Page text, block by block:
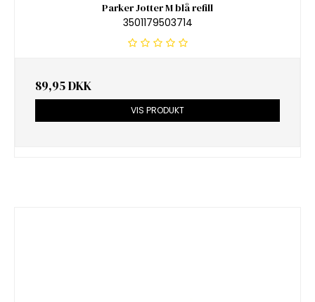
Parker Jotter M blå refill
3501179503714
89,95 DKK
VIS PRODUKT